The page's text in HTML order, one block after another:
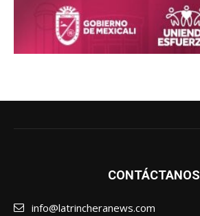
CONTÁCTANOS
info@latrincheranews.com